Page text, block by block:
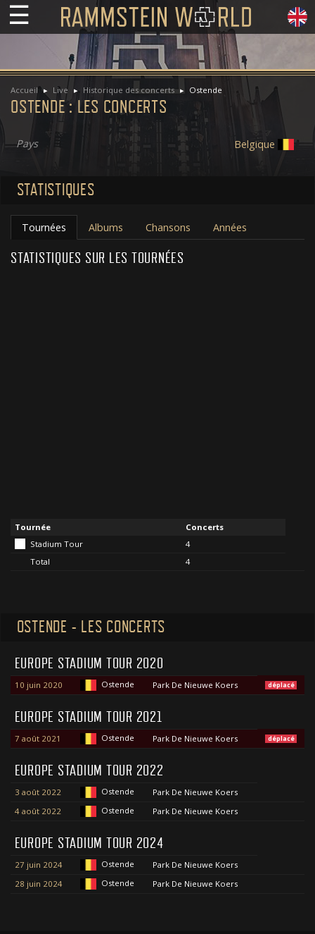
☰
Accueil Live Historique des concerts Ostende
OSTENDE : LES CONCERTS
Pays Belgique
STATISTIQUES
Tournées Albums Chansons Années
STATISTIQUES SUR LES TOURNÉES
Tournée
Concerts
Stadium Tour
4
Total
4
OSTENDE - LES CONCERTS
EUROPE STADIUM TOUR 2020
10 juin 2020 Ostende Park De Nieuwe Koers déplacé
EUROPE STADIUM TOUR 2021
7 août 2021 Ostende Park De Nieuwe Koers déplacé
EUROPE STADIUM TOUR 2022
3 août 2022 Ostende
Park De Nieuwe Koers
4 août 2022
Ostende Park De Nieuwe Koers
EUROPE STADIUM TOUR 2024
27 juin 2024 Ostende
Park De Nieuwe Koers
28 juin 2024
Ostende Park De Nieuwe Koers